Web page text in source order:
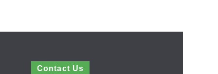
Contact Us